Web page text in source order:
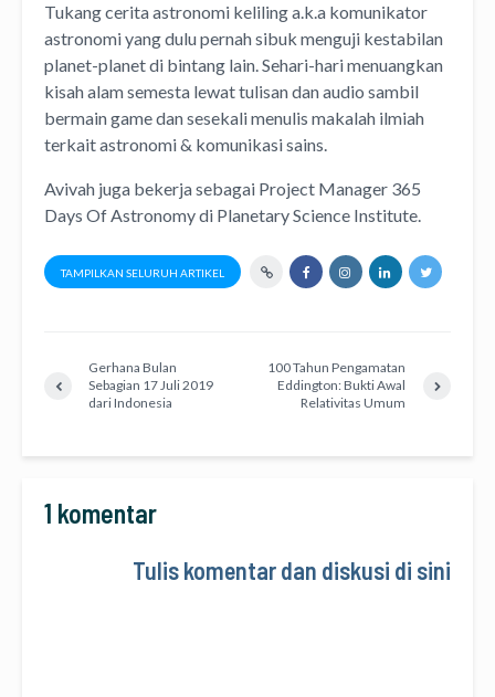
Tukang cerita astronomi kelilinga.k.a komunikator
astronomiyang dulu pernah sibuk menguji kestabilan
planet-planet di bintang lain. Sehari-hari menuangkan
kisah alam semesta lewattulisandanaudio sambil
bermain game dan sesekali menulis makalah ilmiah
terkait astronomi & komunikasi sains.
Avivah juga bekerja sebagai Project Manager 365
Days Of Astronomydi Planetary Science Institute.
TAMPILKAN SELURUH ARTIKEL
Gerhana Bulan
Sebagian 17 Juli 2019
dari Indonesia
100 Tahun Pengamatan
Eddington: Bukti Awal
Relativitas Umum
1 komentar
Tulis komentar dan diskusi di sini